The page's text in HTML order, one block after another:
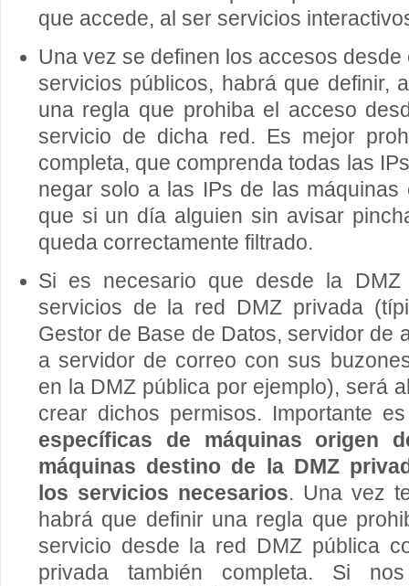
que accede, al ser servicios
Una vez se definen los accesos
servicios públicos, habrá que definir,
una regla que prohiba el acceso
servicio de dicha red. Es mejor
completa, que comprenda todas las
negar solo a las IPs de las máquinas
que si un día alguien sin avisar
queda correctamente filtrado.
Si es necesario que desde la
servicios de la red DMZ privada
Gestor de Base de Datos, servidor de
a servidor de correo con sus
en la DMZ pública por ejemplo), será
crear dichos permisos. Importante
específicas de máquinas origen
máquinas destino de la DMZ
los servicios necesarios. Una vez
habrá que definir una regla que
servicio desde la red DMZ pública
privada también completa. Si